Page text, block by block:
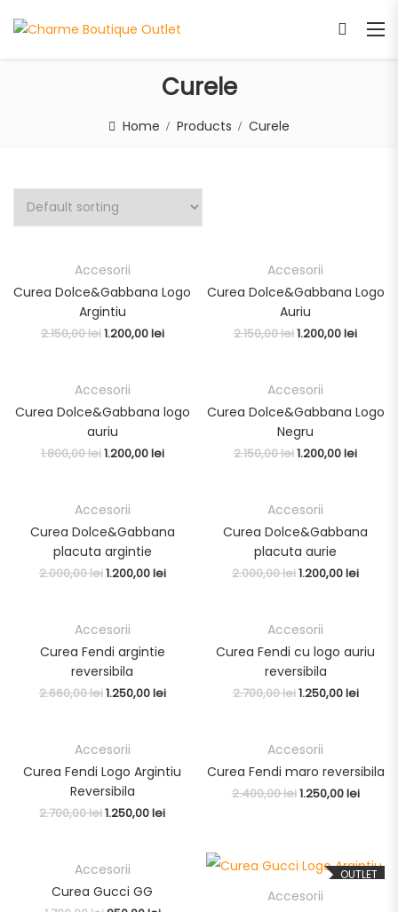
Curele
Home Products Curele
Accesorii
Curea Dolce&Gabbana Logo
Argintiu
2.150,00lei1.200,00lei
Accesorii
Curea Dolce&Gabbana Logo
Auriu
2.150,00lei1.200,00lei
Accesorii
Curea Dolce&Gabbana logo
auriu
1.800,00lei1.200,00lei
Accesorii
Curea Dolce&Gabbana Logo
Negru
2.150,00lei1.200,00lei
Accesorii
Curea Dolce&Gabbana
placuta argintie
2.000,00lei1.200,00lei
Accesorii
Curea Dolce&Gabbana
placuta aurie
2.000,00lei1.200,00lei
Accesorii
Curea Fendi argintie
reversibila
2.660,00lei1.250,00lei
Accesorii
Curea Fendi cu logo auriu
reversibila
2.700,00lei1.250,00lei
Accesorii
Curea Fendi Logo Argintiu
Reversibila
2.700,00lei1.250,00lei
Accesorii
Curea Fendi maro reversibila
2.400,00lei1.250,00lei
Accesorii
Curea Gucci GG
OUTLET
Accesorii